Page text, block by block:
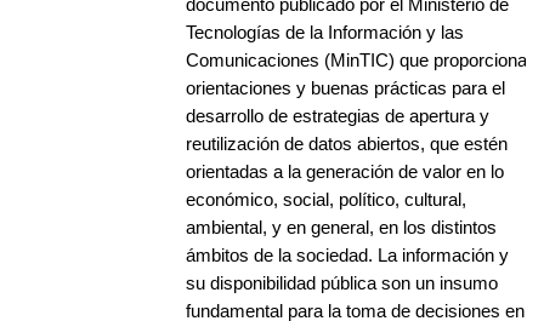
documento publicado por el Ministerio de
Tecnologías de la Información y las
Comunicaciones (MinTIC) que proporciona
orientaciones y buenas prácticas para el
desarrollo de estrategias de apertura y
reutilización de datos abiertos, que estén
orientadas a la generación de valor en lo
económico, social, político, cultural,
ambiental, y en general, en los distintos
ámbitos de la sociedad. La información y
su disponibilidad pública son un insumo
fundamental para la toma de decisiones en